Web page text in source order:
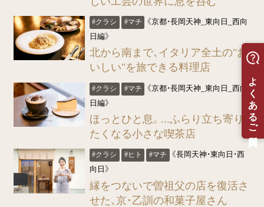
#クラシ #マチ
《京都・長岡天神_東向日_西向
日編》
北から南まで、イタリア全土の"お
いしい"を旅できる料理店
#クラシ #マチ
《京都・長岡天神_東向日_西向
日編》
ほっとひと息。...ふらり立ち寄り
たくなる小さな喫茶店
#クラシ #ヒト #マチ
《長岡天神・東向日・西
向日》
縁をつないで曽祖父の店を復活さ
せた、京・乙訓の和菓子屋さん